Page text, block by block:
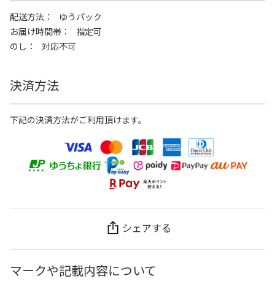
配送方法
ゆうパック
お届け時間帯
指定可
のし
対応不可
決済方法
下記の決済方法がご利用頂けます。
シェアする
マークや記載内容について